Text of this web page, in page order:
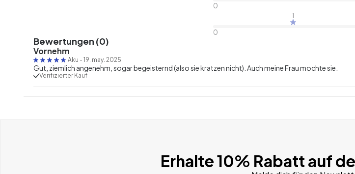
0
1
0
Bewertungen (0)
Vornehm
Aku - 19. may. 2025
Gut, ziemlich angenehm, sogar begeisternd (also sie kratzen nicht). Auch meine Frau mochte sie.
Verifizierter Kauf
Erhalte 10% Rabatt auf